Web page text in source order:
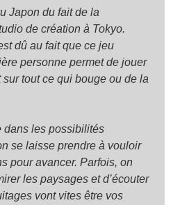
Japon du fait de la
de création à Tokyo.
dû au fait que ce jeu
personne permet de jouer
sur tout ce qui bouge ou de la
dans les possibilités
se laisse prendre à vouloir
pour avancer. Parfois, on
les paysages et d’écouter
vont vites être vos